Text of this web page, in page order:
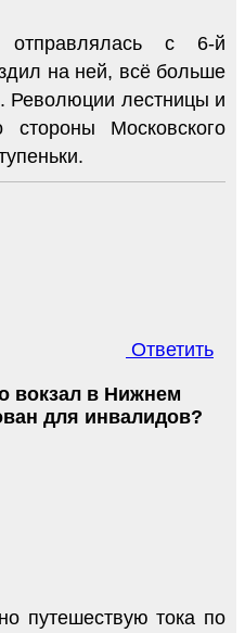
с 6-й
на ней, всё больше
Революции лестницы и
Московского
Ответить
вокзал в Нижнем
для инвалидов?
путешествую тока по